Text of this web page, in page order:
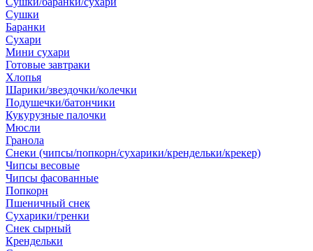
Сушки
Баранки
Сухари
Мини сухари
Готовые завтраки
Хлопья
Шарики/звездочки/колечки
Подушечки/батончики
Кукурузные палочки
Мюсли
Гранола
Снеки (чипсы/попкорн/сухарики/крендельки/крекер)
Чипсы весовые
Чипсы фасованные
Попкорн
Пшеничный снек
Сухарики/гренки
Снек сырный
Крендельки